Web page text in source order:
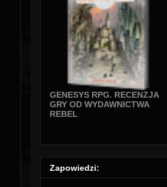
GENESYS RPG. RECENZJA
GRY OD WYDAWNICTWA
REBEL
Zapowiedzi: